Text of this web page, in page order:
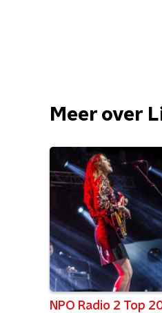
Meer over
NPO Radio 2 Top